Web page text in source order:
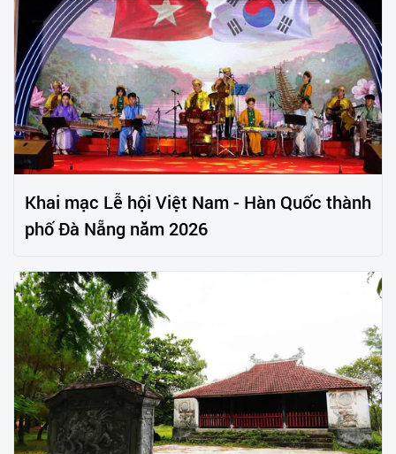
Khai mạc Lễ hội Việt Nam - Hàn Quốc thành
phố Đà Nẵng năm 2026